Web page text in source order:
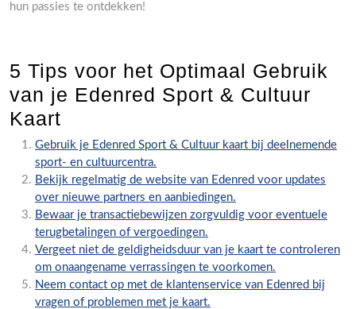
hun passies te ontdekken!
5 Tips voor het Optimaal Gebruik
van je Edenred Sport & Cultuur
Kaart
Gebruik je Edenred Sport & Cultuur kaart bij deelnemende
sport- en cultuurcentra.
Bekijk regelmatig de website van Edenred voor updates
over nieuwe partners en aanbiedingen.
Bewaar je transactiebewijzen zorgvuldig voor eventuele
terugbetalingen of vergoedingen.
Vergeet niet de geldigheidsduur van je kaart te controleren
om onaangename verrassingen te voorkomen.
Neem contact op met de klantenservice van Edenred bij
vragen of problemen met je kaart.